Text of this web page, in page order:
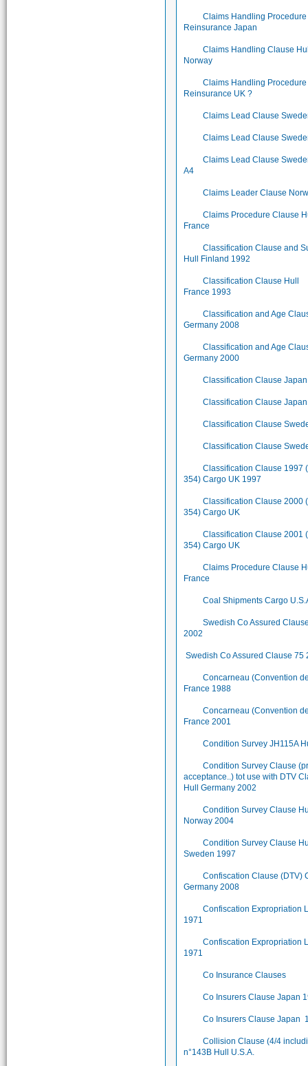
Claims Handling Procedure
Reinsurance Japan
Claims Handling Clause
Norway
Claims Handling Procedure
Reinsurance UK ?
Claims Lead Clause
Claims Lead Clause
Claims Lead Clause
A4
Claims Leader Clause
Claims Procedure Clause
France
Classification Clause and
Hull Finland 1992
Classification Clause Hull
France 1993
Classification and Age
Germany 2008
Classification and Age
Germany 2000
Classification Clause
Classification Clause
Classification Clause
Classification Clause
Classification Clause 1997
354) Cargo UK 1997
Classification Clause 2000
354) Cargo UK
Classification Clause 2001
354) Cargo UK
Claims Procedure Clause
France
Coal Shipments Cargo
Swedish Co Assured
2002
Swedish Co Assured Clause 75
Concarneau (Convention
France 1988
Concarneau (Convention
France 2001
Condition Survey JH115A
Condition Survey Clause
acceptance..) tot use with DTV
Hull Germany 2002
Condition Survey Clause
Norway 2004
Condition Survey Clause
Sweden 1997
Confiscation Clause (DTV)
Germany 2008
Confiscation Expropriation
1971
Confiscation Expropriation
1971
Co Insurance Clauses
Co Insurers Clause Japan
Co Insurers Clause Japan
Collision Clause (4/4
n°143B Hull U.S.A.